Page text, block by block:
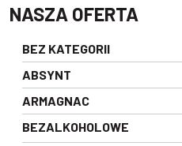
NASZA OFERTA
BEZ KATEGORII
ABSYNT
ARMAGNAC
BEZALKOHOLOWE